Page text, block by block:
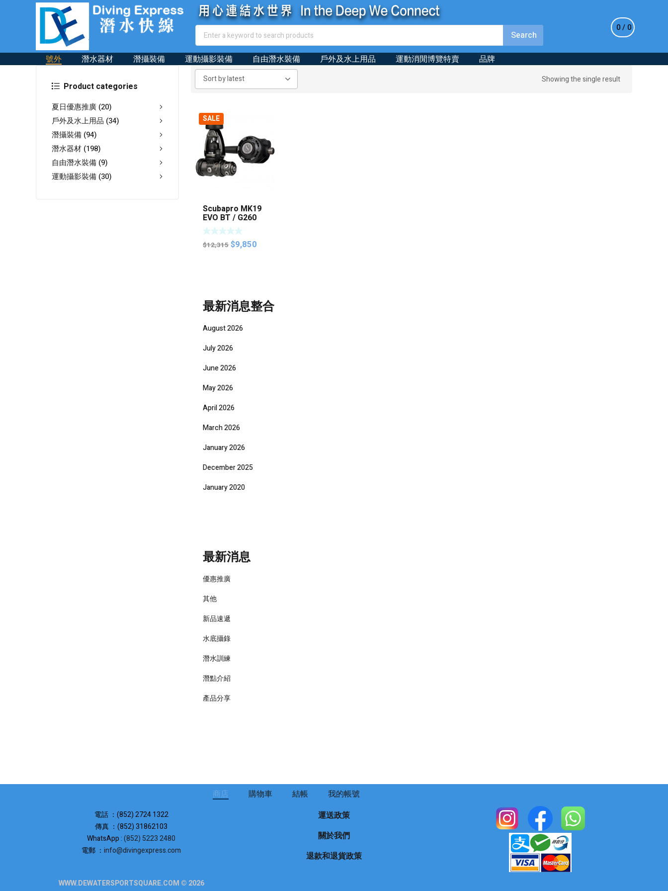
0 0
號外 潛水器材 潛攝裝備 運動攝影裝備 自由潛水裝備 戶外及水上用品 運動消閒博覽特賣 品牌
Product categories
夏日優惠推廣 (20)
戶外及水上用品 (34)
潛攝裝備 (94)
潛水器材 (198)
自由潛水裝備 (9)
運動攝影裝備 (30)
Showing the single result
SALE
Scubapro MK19
EVO BT / G260
Carbon BT
Regulator Set –
INT / DIN
$12,315 Original
$9,850
最新消息整合
August 2026
July 2026
June 2026
May 2026
April 2026
March 2026
January 2026
December 2025
January 2020
最新消息
優惠推廣
其他
新品速遞
水底攝錄
潛水訓練
潛點介紹
產品分享
商店 購物車 結帳 我的帳號
電話 ：(852) 2724 1322
傳真 ：(852) 31862103
WhatsApp :(852) 5223 2480
電郵 ： info@divingexpress.com
運送政策
關於我們
退款和退貨政策
WWW.DEWATERSPORTSQUARE.COM © 2026